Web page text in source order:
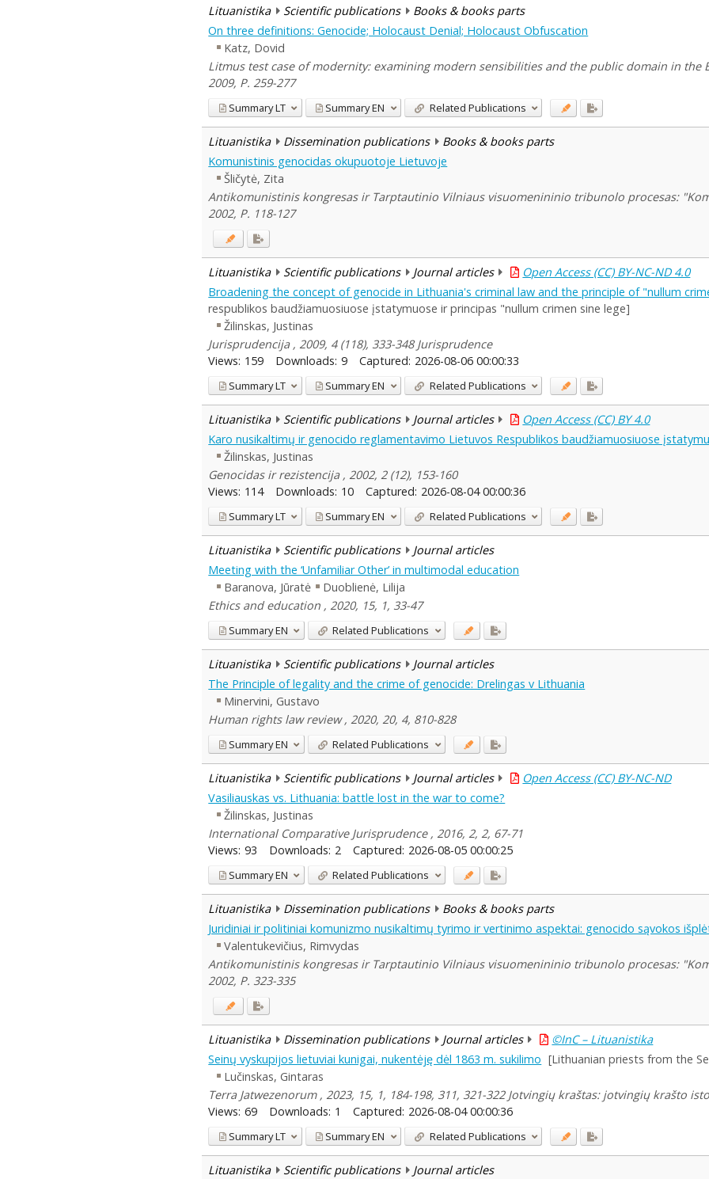
Lituanistika Scientific publications Books & books parts
On three definitions: Genocide; Holocaust Denial; Holocaust Obfuscation
Katz, Dovid
Litmus test case of modernity: examining modern sensibilities and the public domain in the
2009, P. 259-277
SummaryLT SummaryEN Related Publications
Lituanistika Dissemination publications Books & books parts
Komunistinis genocidas okupuotoje Lietuvoje
Šličytė, Zita
Antikomunistinis kongresas ir Tarptautinio Vilniaus visuomenininio tribunolo procesas:
2002, P. 118-127
Lituanistika Scientific publications Journal articles Open Access (CC) BY-NC-ND 4.0
Broadening the concept of genocide in Lithuania's criminal law and the principle of "nullum
respublikos baudžiamuosiuose įstatymuose ir principas "nullum crimen sine lege]
Žilinskas, Justinas
Jurisprudencija , 2009, 4 (118), 333-348 Jurisprudence
Views: 159 Downloads: 9 Captured: 2026-08-06 00:00:33
SummaryLT SummaryEN Related Publications
Lituanistika Scientific publications Journal articles Open Access (CC) BY 4.0
Karo nusikaltimų ir genocido reglamentavimo Lietuvos Respublikos baudžiamuosiuose
Žilinskas, Justinas
Genocidas ir rezistencija , 2002, 2 (12), 153-160
Views: 114 Downloads: 10 Captured: 2026-08-04 00:00:36
SummaryLT SummaryEN Related Publications
Lituanistika Scientific publications Journal articles
Meeting with the ‘Unfamiliar Other’ in multimodal education
Baranova, Jūratė
Duoblienė, Lilija
Ethics and education , 2020, 15, 1, 33-47
SummaryEN Related Publications
Lituanistika Scientific publications Journal articles
The Principle of legality and the crime of genocide: Drelingas v Lithuania
Minervini, Gustavo
Human rights law review , 2020, 20, 4, 810-828
SummaryEN Related Publications
Lituanistika Scientific publications Journal articles Open Access (CC) BY-NC-ND
Vasiliauskas vs. Lithuania: battle lost in the war to come?
Žilinskas, Justinas
International Comparative Jurisprudence , 2016, 2, 2, 67-71
Views: 93 Downloads: 2 Captured: 2026-08-05 00:00:25
SummaryEN Related Publications
Lituanistika Dissemination publications Books & books parts
Juridiniai ir politiniai komunizmo nusikaltimų tyrimo ir vertinimo aspektai: genocido sąvokos
Valentukevičius, Rimvydas
Antikomunistinis kongresas ir Tarptautinio Vilniaus visuomenininio tribunolo procesas:
2002, P. 323-335
Lituanistika Dissemination publications Journal articles ©InC – Lituanistika
Seinų vyskupijos lietuviai kunigai, nukentėję dėl 1863 m. sukilimo [Lithuanian priests from the
Lučinskas, Gintaras
Terra Jatwezenorum , 2023, 15, 1, 184-198, 311, 321-322 Jotvingių kraštas: jotvingių krašto
Views: 69 Downloads: 1 Captured: 2026-08-04 00:00:36
SummaryLT SummaryEN Related Publications
Lituanistika Scientific publications Journal articles